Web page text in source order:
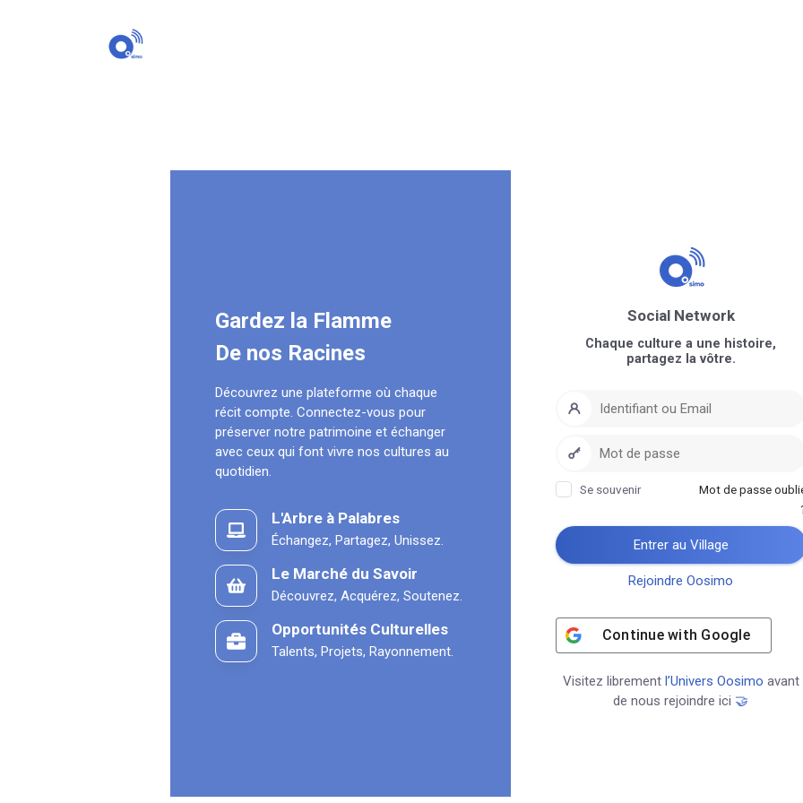
Gardez la Flamme
De nos Racines
Découvrez une plateforme où chaque
récit compte. Connectez-vous pour
préserver notre patrimoine et échanger
avec ceux qui font vivre nos cultures au
quotidien.
L'Arbre à Palabres
Échangez, Partagez, Unissez.
Le Marché du Savoir
Découvrez, Acquérez, Soutenez.
Opportunités Culturelles
Talents, Projets, Rayonnement.
Social Network
Chaque culture a une histoire,
partagez la vôtre.
Se souvenir
Mot de passe
Entrer au Village
Rejoindre Oosimo
Continue with Google
Visitez librement l’Univers Oosimo avant
de nous rejoindre ici 🤝